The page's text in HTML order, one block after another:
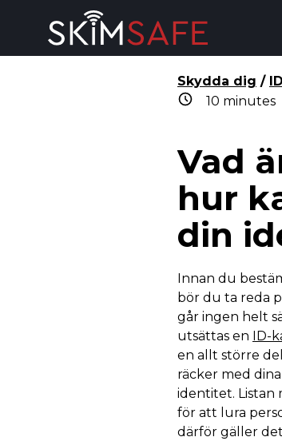
Skip to content
Skydda dig /
10 minutes
Vad
hur
din
Innan du
bör du ta reda
går ingen helt
utsättas en
ID-
en allt större
räcker med
identitet. Listan
för att lura
därför gäller